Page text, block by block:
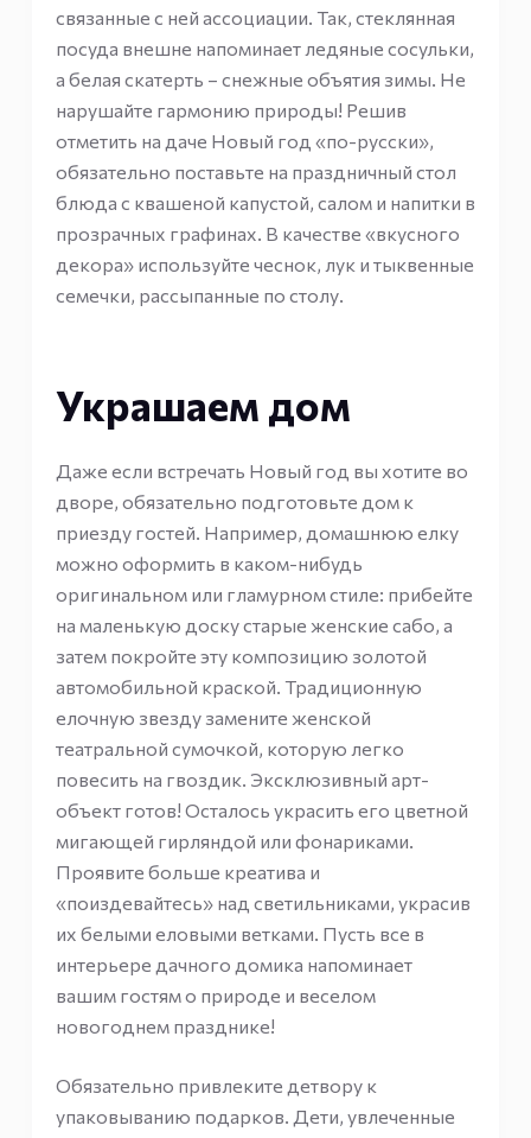
связанные с ней ассоциации. Так, стеклянная
посуда внешне напоминает ледяные сосульки,
а белая скатерть – снежные объятия зимы. Не
нарушайте гармонию природы! Решив
отметить на даче Новый год «по-русски»,
обязательно поставьте на праздничный стол
блюда с квашеной капустой, салом и напитки в
прозрачных графинах. В качестве «вкусного
декора» используйте чеснок, лук и тыквенные
семечки, рассыпанные по столу.
Украшаем дом
Даже если встречать Новый год вы хотите во
дворе, обязательно подготовьте дом к
приезду гостей. Например, домашнюю елку
можно оформить в каком-нибудь
оригинальном или гламурном стиле: прибейте
на маленькую доску старые женские сабо, а
затем покройте эту композицию золотой
автомобильной краской. Традиционную
елочную звезду замените женской
театральной сумочкой, которую легко
повесить на гвоздик. Эксклюзивный арт-
объект готов! Осталось украсить его цветной
мигающей гирляндой или фонариками.
Проявите больше креатива и
«поиздевайтесь» над светильниками, украсив
их белыми еловыми ветками. Пусть все в
интерьере дачного домика напоминает
вашим гостям о природе и веселом
новогоднем празднике!
Обязательно привлеките детвору к
упаковыванию подарков. Дети, увлеченные